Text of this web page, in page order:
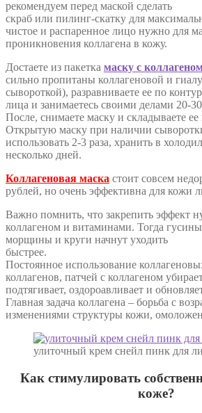
рекомендуем перед маской сделать
скраб или пилинг-скатку для
чистое и распаренное лицо нужно для
проникновения коллагена в кожу.
Достаете из пакетка маску с
сильно пропитаны коллагеновой и
сывороткой), разравниваете ее по
лица и занимаетесь своими делами 20-
После, снимаете маску и складываете ее
Открытую маску при наличии
использовать 2-3 раза, хранить в
несколько дней.
Коллагеновая маска стоит совсем
рублей, но очень эффективна для кожи
Важно помнить, что закрепить эффект
коллагеном и витаминами. Тогда
морщины и круги начнут уходить
быстрее.
Постоянное использование
коллагенов, патчей с коллагеном
подтягивает, оздороавливает и
Главная задача коллагена – борьба с
изменениями структуры кожи,
улиточный крем снейл пинк для
Как стимулировать
коже?